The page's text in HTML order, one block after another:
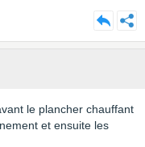
le plancher chauffant
et ensuite les